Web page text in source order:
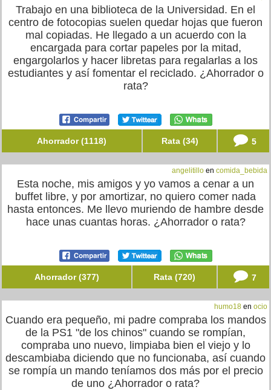
Trabajo en una biblioteca de la Universidad. En el
centro de fotocopias suelen quedar hojas que fueron
mal copiadas. He llegado a un acuerdo con la
encargada para cortar papeles por la mitad,
engargolarlos y hacer libretas para regalarlas a los
estudiantes y así fomentar el reciclado. ¿Ahorrador o
rata?
Ahorrador (1118) Rata (34) 5
angelitillo en comida_bebida
Esta noche, mis amigos y yo vamos a cenar a un
buffet libre, y por amortizar, no quiero comer nada
hasta entonces. Me llevo muriendo de hambre desde
hace unas cuantas horas. ¿Ahorrador o rata?
Ahorrador (377) Rata (720) 7
humo18 en ocio
Cuando era pequeño, mi padre compraba los mandos
de la PS1 "de los chinos" cuando se rompían,
compraba uno nuevo, limpiaba bien el viejo y lo
descambiaba diciendo que no funcionaba, así cuando
se rompía un mando teníamos dos más por el precio
de uno ¿Ahorrador o rata?